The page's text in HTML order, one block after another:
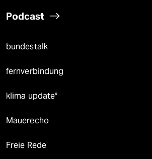
Podcast
bundestalk
fernverbindung
klima update°
Mauerecho
Freie Rede